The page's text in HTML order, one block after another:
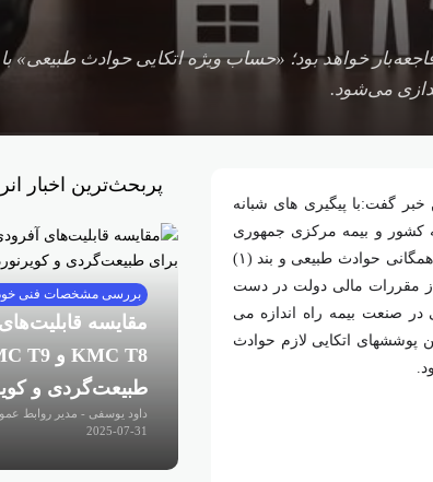
خواهد بود؛ «حساب ویژه اتکایی حوادث طبیعی»
می‌شود.
گفت:با پیگیری های شبانه
کشور و بیمه مرکزی جمهوری
اسلامی ایران، تجهیز منابع حساب مذکور با استناد به ماده (۵) قانون تأسیس صندوق بیمه همگانی حوادث طبیعی و بند (۱)
از محل اعتبار موضوع ماده (۱۰) قانون تنظیم از مقررات مالی دولت در دست
در صنعت بیمه راه اندازه می
پوششهای اتکایی لازم حوادث
پربحث‌ترین اخبار
بررسی مشخصات فنی
مقایسه
طبیعت‌گردی و
داود یوسفی - مدیر روابط
اقتصادی
2025-07-31